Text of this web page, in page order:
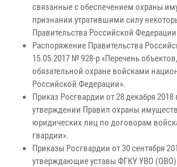
связанные с обеспечением охраны
признании утратившими силу
Правительства Российской
Распоряжение Правительства
15.05.2017 № 928-р «Перечень
обязательной охране войсками
Российской Федерации».
Приказ Росгвардии от 28 декабря
утверждении Правил охраны
юридических лиц по договорам
гвардии».
Приказы Росгвардии от 30 сентября
утверждающие уставы ФГКУ УВО